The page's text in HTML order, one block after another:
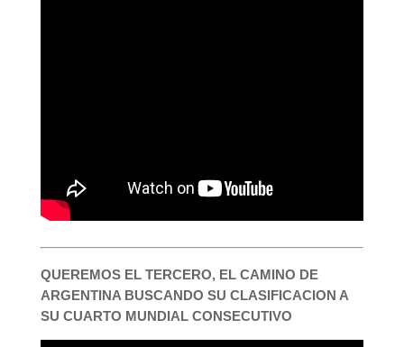
QUEREMOS EL TERCERO, EL CAMINO DE
ARGENTINA BUSCANDO SU CLASIFICACION A
SU CUARTO MUNDIAL CONSECUTIVO